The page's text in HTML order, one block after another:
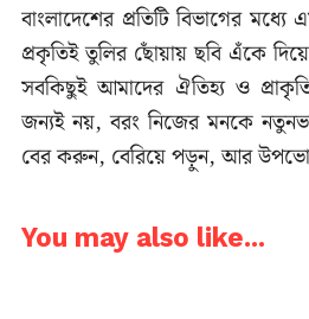
বাংলাদেশের প্রতিটি বিভাগের
প্রকৃতিই তুলির ছোঁয়ায় ছবি এঁকে
সবকিছুই আমাদের ঐতিহ্য ও
জন্যই নয়, বরং নিজের মনকে
বের করুন, বেরিয়ে পড়ুন, আর
You may also like...